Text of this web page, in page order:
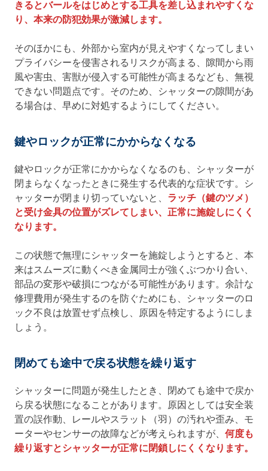
きるとバールをはじめとする工具を差し込まれやすくな
り、本来の防犯効果が激減します。
そのほかにも、外部から室内が見えやすくなってしまい
プライバシーを侵害されるリスクが高まる、隙間から雨
風や害虫、害獣が侵入する可能性が高まるなども、無視
できない問題点です。そのため、シャッターの隙間があ
る場合は、早めに対処するようにしてください。
鍵やロックが正常にかからなくなる
鍵やロックが正常にかからなくなるのも、シャッターが
閉まらなくなったときに発生する代表的な症状です。シ
ャッターが閉まり切っていないと、 ラッチ（鍵のツメ）
と受け金具の位置がズレてしまい、正常に施錠しにくく
なります。
この状態で無理にシャッターを施錠しようとすると、本
来はスムーズに動くべき金属同士が強くぶつかり合い、
部品の変形や破損につながる可能性があります。余計な
修理費用が発生するのを防ぐためにも、シャッターのロ
ック不良は放置せず点検し、原因を特定するようにしま
しょう。
閉めても途中で戻る状態を繰り返す
シャッターに問題が発生したとき、閉めても途中で戻か
ら戻る状態になることがあります。原因としては安全装
置の誤作動、レールやスラット（羽）の汚れや歪み、モ
ーターやセンサーの故障などが考えられますが、 何度も
繰り返すとシャッターが正常に閉鎖しにくくなります。